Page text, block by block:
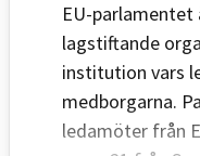
EU-parlamentet
lagstiftande
institution vars
medborgarna.
ledamöter från